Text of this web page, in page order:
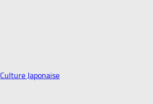
Culture Japonaise